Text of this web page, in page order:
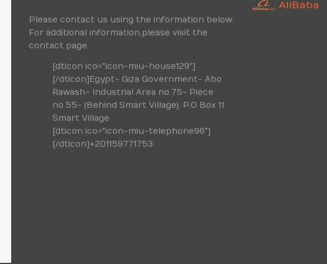
Please contact us using the information below.
For additional information,please visit the
contact page.
[dticon ico="icon-miu-house129"]
[/dticon]Egypt- Giza Government- Abo
Rawash- Industrial Area no.75- Piece
no.55- (Behind Smart Village). P.O Box 11
Smart Village
[dticon ico="icon-miu-telephone96"]
[/dticon]+201159771753
AliBaba